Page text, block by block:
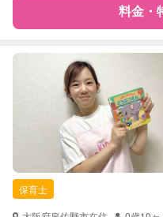
料金・
特徴 料金 レビュ
サポートの特徴
企
保
対応可能/特徴
送
保育士